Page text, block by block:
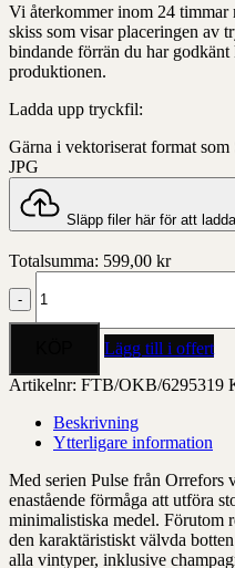
Vi återkommer inom 24 timmar
skiss som visar placeringen av
bindande förrän du har
produktionen.
Ladda upp tryckfil:
Gärna i vektoriserat format
JPG
Släpp filer här för att
Totalsumma: 599,00 kr
vinglas
38cl
mängd
Lägg till i offert
Artikelnr: FTB/OKB/6295319
Beskrivning
Ytterligare information
Med serien Pulse från Orrefors
enastående förmåga att utföra
minimalistiska medel. Förutom
den karaktäristiskt välvda
alla vintyper, inklusive